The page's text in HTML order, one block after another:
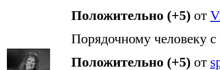
Положительно (+5) от
Порядочному человеку
Положительно (+5) от